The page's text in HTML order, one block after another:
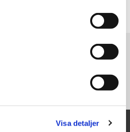
Visa detaljer
kommer